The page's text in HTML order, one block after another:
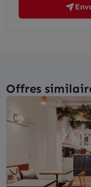
Offres